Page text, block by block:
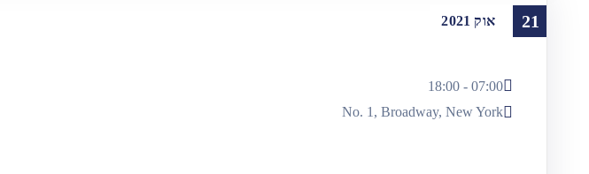
21 אוק 2021
07:00 - 18:00
No. 1, Broadway, New York